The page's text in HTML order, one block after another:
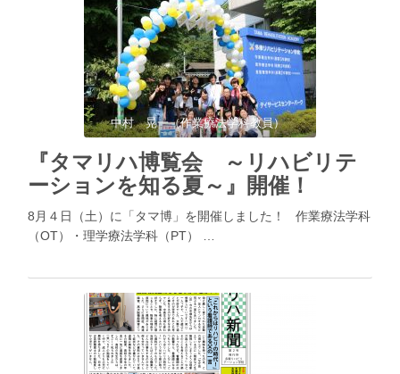
中村 晃一（作業療法学科教員）
『タマリハ博覧会 ～リハビリテ
ーションを知る夏～』開催！
8月４日（土）に「タマ博」を開催しました！ 作業療法学科
（OT）・理学療法学科（PT） …